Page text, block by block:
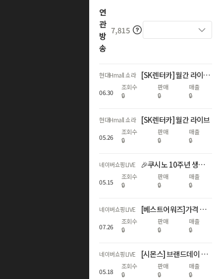
연
관
방
송
7,815
현대Hmall 쇼라 [SK렌터카] 월간 라이브_최대 2개월 렌탈료 무료!
06.30
조회수
🔒
판매
🔒
매출
🔒
현대Hmall 쇼라 [SK렌터카] 월간 라이브
05.26
조회수
🔒
판매
🔒
매출
🔒
네이버쇼핑LIVE 🎉쿠시노 10주년 생일파티 불금LIVE🔥최초 공개 쿠시노 수납장까지⚡
05.15
조회수
🔒
판매
🔒
매출
🔒
네이버쇼핑LIVE [베스트어워즈]가격 인상 전! 국민 육아템 쿠시노 코지🧸쿠폰+카드+적립
07.26
조회수
🔒
판매
🔒
매출
🔒
네이버쇼핑LIVE [시몬스] 브랜드데이 특집! 사은품부터 적립까지✨
05.18
조회수
🔒
판매
🔒
매출
🔒